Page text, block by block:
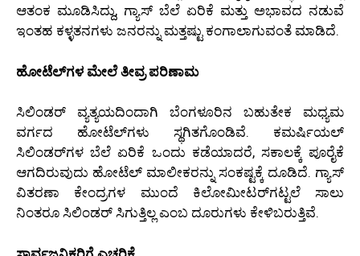
ಆತಂಕ ಮೂಡಿಸಿದ್ದು, ಗ್ಯಾಸ್ ಬೆಲೆ ಏರಿಕೆ ಮತ್ತು ಅಭಾವದ ನಡುವೆ
ಇಂತಹ ಕಳ್ಳತನಗಳು ಜನರನ್ನು ಮತ್ತಷ್ಟು ಕಂಗಾಲಾಗುವಂತೆ ಮಾಡಿದೆ.
ಹೋಟೆಲ್‌ಗಳ ಮೇಲೆ ತೀವ್ರ ಪರಿಣಾಮ
ಸಿಲಿಂಡರ್ ವ್ಯತ್ಯಯದಿಂದಾಗಿ ಬೆಂಗಳೂರಿನ ಬಹುತೇಕ ಮಧ್ಯಮ
ವರ್ಗದ ಹೋಟೆಲ್‌ಗಳು ಸ್ಥಗಿತಗೊಂಡಿವೆ. ಕಮರ್ಷಿಯಲ್
ಸಿಲಿಂಡರ್‌ಗಳ ಬೆಲೆ ಏರಿಕೆ ಒಂದು ಕಡೆಯಾದರೆ, ಸಕಾಲಕ್ಕೆ ಪೂರೈಕೆ
ಆಗದಿರುವುದು ಹೋಟೆಲ್ ಮಾಲೀಕರನ್ನು ಸಂಕಷ್ಟಕ್ಕೆ ದೂಡಿದೆ. ಗ್ಯಾಸ್
ವಿತರಣಾ ಕೇಂದ್ರಗಳ ಮುಂದೆ ಕಿಲೋಮೀಟರ್‌ಗಟ್ಟಲೆ ಸಾಲು
ನಿಂತರೂ ಸಿಲಿಂಡರ್ ಸಿಗುತ್ತಿಲ್ಲ ಎಂಬ ದೂರುಗಳು ಕೇಳಿಬರುತ್ತಿವೆ.